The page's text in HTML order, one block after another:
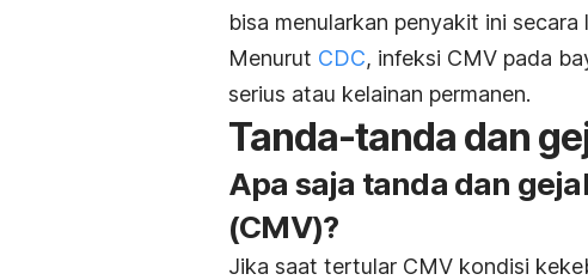
bisa menularkan penyakit ini
Menurut CDC, infeksi CMV pada
serius atau kelainan permanen.
Tanda-tanda dan
Apa saja tanda dan
(CMV)?
Jika saat tertular CMV kondisi